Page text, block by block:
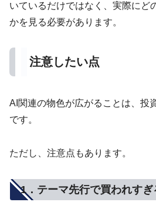
いているだけではなく、実際にど
かを見る必要があります。
注意したい点
AI関連の物色が広がることは、投
です。
ただし、注意点もあります。
1．テーマ先行で買われすぎ